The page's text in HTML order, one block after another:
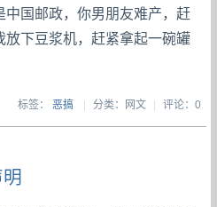
中国邮政，你男朋友难产，赶
放下豆浆机，赶紧拿起一碗罐
标签： 恶搞 | 分类：网文| 评论：0